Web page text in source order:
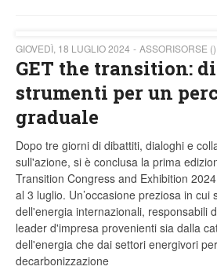
GIOVEDÌ, 18 LUGLIO 2024 ASSORISORSE ()
GET the transition:
strumenti per un
graduale
Dopo tre giorni di dibattiti, dialoghi e
sull'azione, si è conclusa la prima
Transition Congress and Exhibition
al 3 luglio. Un’occasione preziosa in cui
dell'energia internazionali, responsabili
leader d'impresa provenienti sia dalla
dell'energia che dai settori energivori
decarbonizzazione